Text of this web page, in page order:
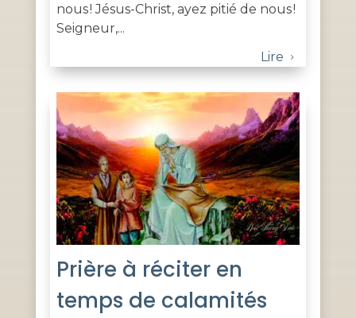
nous ! Jésus-Christ, ayez pitié de nous !
Seigneur,...
Lire
5
Prière à réciter en
temps de calamités